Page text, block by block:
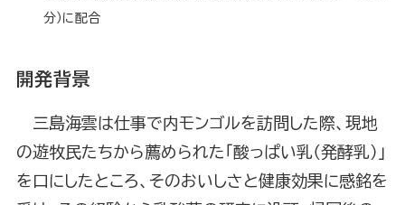
分）に配合
開発背景
三島海雲は仕事で内モンゴルを訪問した際、現地
の遊牧民たちから薦められた「酸っぱい乳（発酵乳）」
を口にしたところ、そのおいしさと健康効果に感銘を